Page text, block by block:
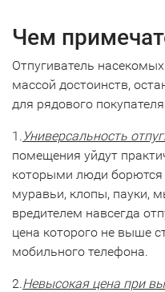
Чем
Отпугиватель
массой достоинств,
для рядового
1.Универсальность
помещения уйдут
которыми люди борются
муравьи, клопы, пауки,
вредителем навсегда
цена которого не выше
мобильного телефона.
2.Невысокая цена при